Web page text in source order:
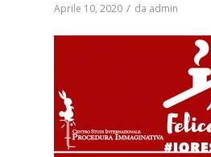
Aprile 10, 2020 / da admin